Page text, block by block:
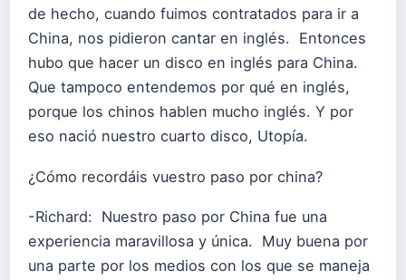
de hecho, cuando fuimos contratados para ir a
China, nos pidieron cantar en inglés. Entonces
hubo que hacer un disco en inglés para China.
Que tampoco entendemos por qué en inglés,
porque los chinos hablen mucho inglés. Y por
eso nació nuestro cuarto disco, Utopía.
¿Cómo recordáis vuestro paso por china?
-Richard: Nuestro paso por China fue una
experiencia maravillosa y única. Muy buena por
una parte por los medios con los que se maneja